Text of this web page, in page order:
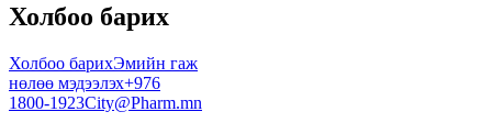
Холбоо барих
Холбоо барихЭмийн гаж
нөлөө мэдээлэх+976
1800-1923City@Pharm.mn